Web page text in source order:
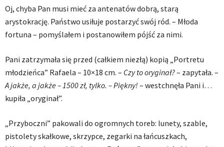
Oj, chyba Pan musi mieć za antenatów dobrą, starą
arystokrację. Państwo usiłuje postarzyć swój ród. – Młoda
fortuna – pomyślałem i postanowiłem pójść za nimi.
Pani zatrzymała się przed (całkiem niezłą) kopią „Portretu
młodzieńca” Rafaela – 10×18 cm. – Czy to oryginał?– zapytała. –
A jakże, a jakże – 1500 zł, tylko. – Piękny! – westchnęła Pani i…
kupiła „oryginał”.
„Przyboczni” pakowali do ogromnych toreb: lunety, szable,
pistolety skałkowe, skrzypce, zegarki na łańcuszkach,